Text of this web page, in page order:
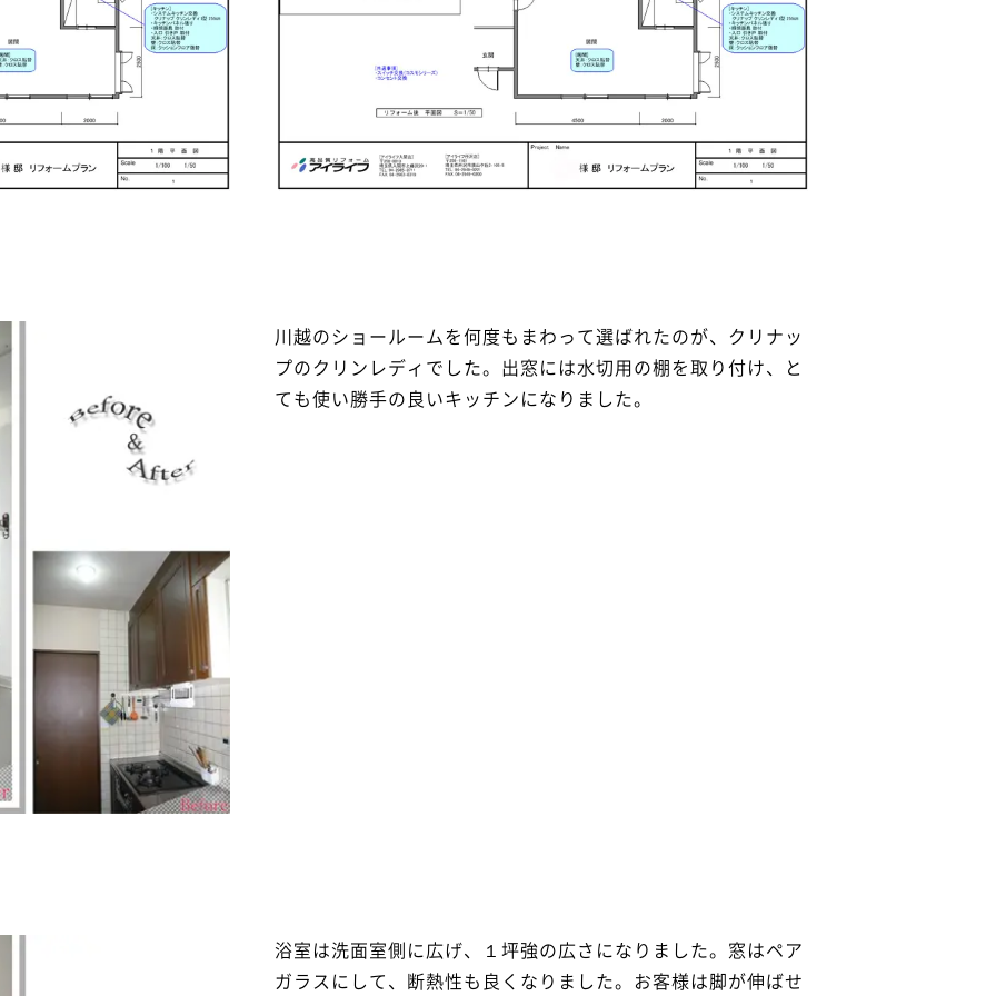
川越のショールームを何度もまわって選ばれたのが、クリナッ
プのクリンレディでした。出窓には水切用の棚を取り付け、と
ても使い勝手の良いキッチンになりました。
浴室は洗面室側に広げ、１坪強の広さになりました。窓はペア
ガラスにして、断熱性も良くなりました。お客様は脚が伸ばせ